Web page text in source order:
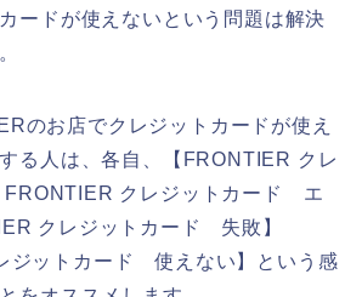
ードが使えないという問題は解決
のお店でクレジットカードが使え
る人は、各自、【FRONTIER クレ
FRONTIER クレジットカード エ
クレジットカード 失敗】
ジットカード 使えない】という感